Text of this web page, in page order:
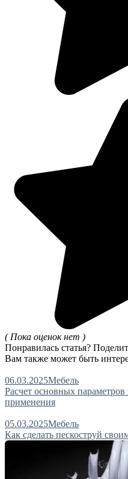
( Пока оценок нет )
Понравилась статья?
Вам также может быть
06.03.2025Мебель
Расчет основных
применения
05.03.2025Мебель
Как сделать пескоструй